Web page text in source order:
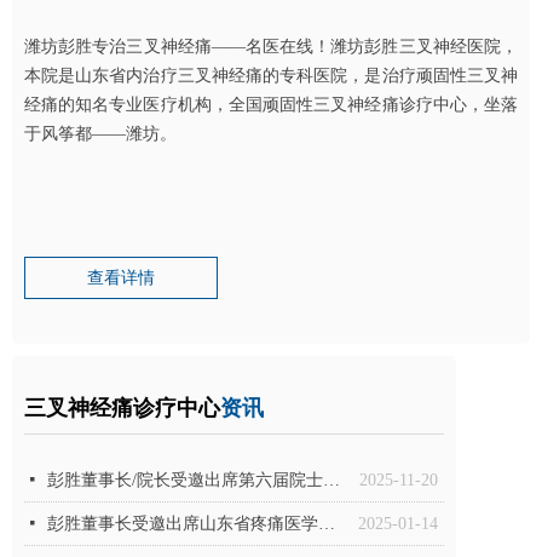
潍坊彭胜专治三叉神经痛——名医在线！潍坊彭胜三叉神经医院，
本院是山东省内治疗三叉神经痛的专科医院，是治疗顽固性三叉神
经痛的知名专业医疗机构，全国顽固性三叉神经痛诊疗中心，坐落
于风筝都——潍坊。
查看详情
三叉神经痛诊疗中心资讯
2025-11-20
넷 彭胜董事长/院长受邀出席第六届院士院长大会，与韩济生等院士共赴盛会
2025-01-14
넷 彭胜董事长受邀出席山东省疼痛医学会第八届理事会第十四次常务理事会议、第三次理事（扩大）会议暨 2025 年度分支机构工作会议